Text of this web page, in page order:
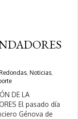
, Noticias,
DE LA
El pasado día
Génova de